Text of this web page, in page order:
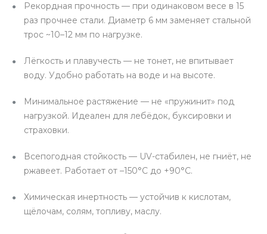
Рекордная прочность — при одинаковом весе в 15
раз прочнее стали. Диаметр 6 мм заменяет стальной
трос ~10–12 мм по нагрузке.
Лёгкость и плавучесть — не тонет, не впитывает
воду. Удобно работать на воде и на высоте.
Минимальное растяжение — не «пружинит» под
нагрузкой. Идеален для лебёдок, буксировки и
страховки.
Всепогодная стойкость — UV-стабилен, не гниёт, не
ржавеет. Работает от –150°C до +90°C.
Химическая инертность — устойчив к кислотам,
щёлочам, солям, топливу, маслу.